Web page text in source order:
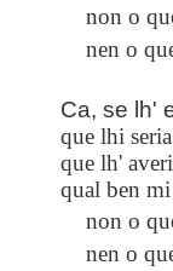
non o
nen o
Ca, se lh'
que lhi
que lh'
qual ben
non o
nen o